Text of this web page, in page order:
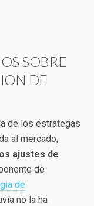
SOBRE
DE
de los estrategas
al mercado,
ajustes de
de
de
no la ha